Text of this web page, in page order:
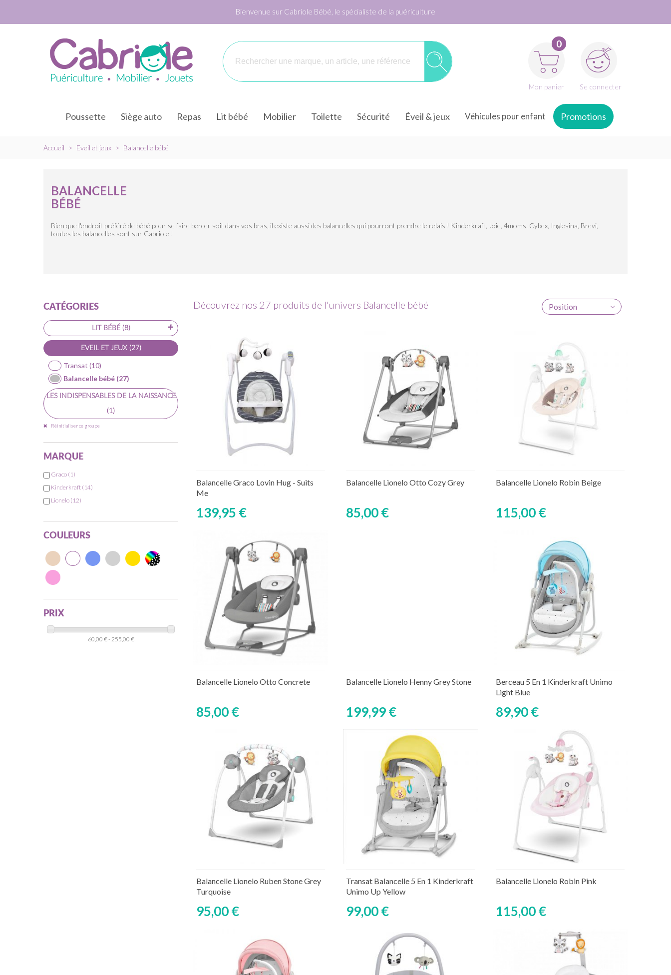
Bienvenue sur Cabriole Bébé, le spécialiste de la puériculture
0
Mon panier Se connecter
Poussette Siège auto Repas Lit bébé Mobilier Toilette Sécurité Éveil & jeux Véhicules pour enfant Promotions
Accueil > Eveil et jeux > Balancelle bébé
BALANCELLE
BÉBÉ
Bien que l'endroit préféré de bébé pour se faire bercer soit dans vos bras, il existe aussi des balancelles qui pourront prendre le relais ! Kinderkraft, Joie, 4moms, Cybex, Inglesina, Brevi,
toutes les balancelles sont sur Cabriole !
CATÉGORIES
+
LIT BÉBÉ (8)
EVEIL ET JEUX (27)
Transat (10)
Balancelle bébé (27)
LES INDISPENSABLES DE LA NAISSANCE
(1)
Réinitialiser ce groupe
MARQUE
Graco (1)
Kinderkraft (14)
Lionelo (12)
COULEURS
PRIX
60,00 € - 255,00 €
Découvrez nos 27 produits de l'univers Balancelle bébé Position
Balancelle Graco Lovin Hug - Suits
Me
139,95 €
Balancelle Lionelo Otto Cozy Grey
85,00 €
Balancelle Lionelo Robin Beige
115,00 €
Balancelle Lionelo Otto Concrete
85,00 €
Balancelle Lionelo Henny Grey Stone
199,99 €
Berceau 5 En 1 Kinderkraft Unimo
Light Blue
89,90 €
Balancelle Lionelo Ruben Stone Grey
Turquoise
95,00 €
Transat Balancelle 5 En 1 Kinderkraft
Unimo Up Yellow
99,00 €
Balancelle Lionelo Robin Pink
115,00 €